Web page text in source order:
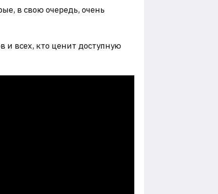
в свою очередь, очень
и всех, кто ценит доступную